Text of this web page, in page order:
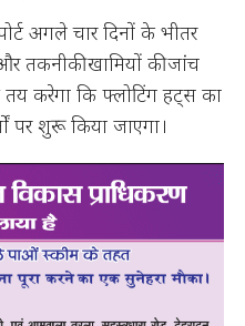
अगले चार दिनों के भीतर
तकनीकी खामियों की जांच
तय करेगा कि फ्लोटिंग हट्स का
पर शुरू किया जाएगा।